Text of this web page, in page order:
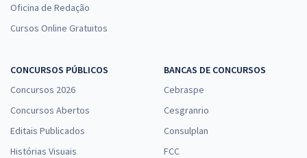
Oficina de Redação
Cursos Online Gratuitos
CONCURSOS PÚBLICOS
Concursos 2026
Concursos Abertos
Editais Publicados
Histórias Visuais
BANCAS DE CONCURSOS
Cebraspe
Cesgranrio
Consulplan
FCC